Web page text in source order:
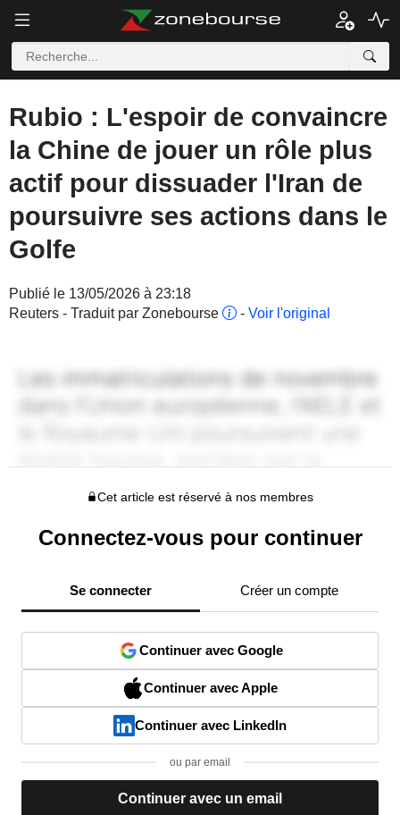
Rubio : L'espoir de convaincre
la Chine de jouer un rôle plus
actif pour dissuader l'Iran de
poursuivre ses actions dans le
Golfe
Publié le 13/05/2026 à 23:18
Reuters - Traduit par Zonebourse
- Voir l'original
Cet article est réservé à nos membres
Connectez-vous pour continuer
Se connecter Créer un compte
Continuer avec Google
Continuer avec Apple
Continuer avec LinkedIn
ou par email
Continuer avec un email